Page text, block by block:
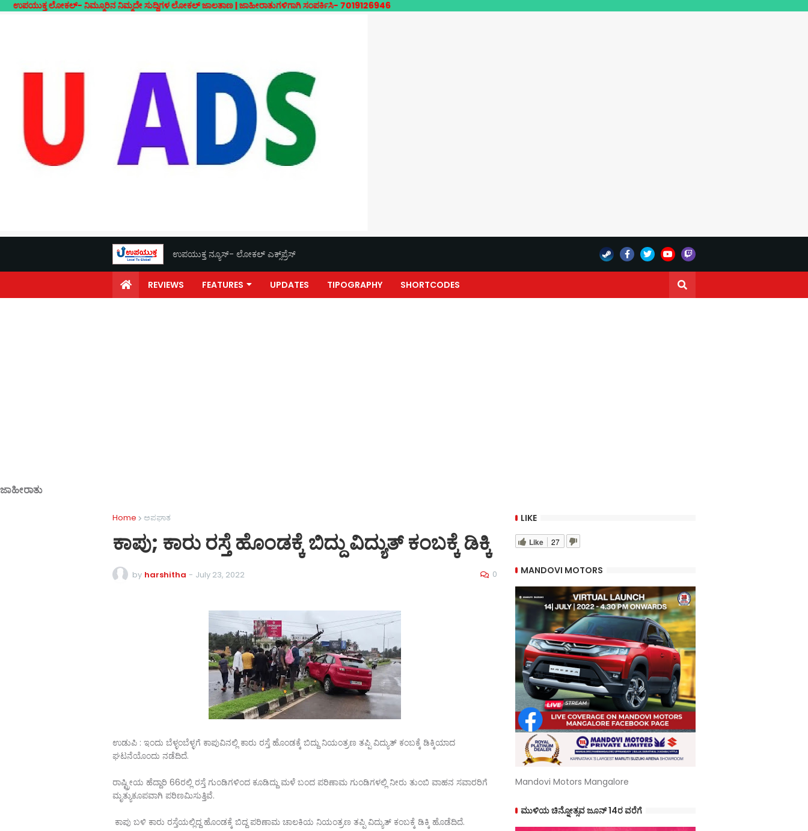
ನಿಮ್ಮೂರಿನ ನಿಮ್ಮದೇ ಸುದ್ದಿಗಳ ಲೋಕಲ್ ಜಾಲತಾಣ | ಜಾಹೀರಾತುಗಳಿಗಾಗಿ ಸಂಪರ್ಕಿಸಿ- 7019126946
ಉಪಯುಕ್ತ ನ್ಯೂಸ್- ಲೋಕಲ್ ಎಕ್ಸ್‌ಪ್ರೆಸ್‌
REVIEWS FEATURES UPDATES TIPOGRAPHY SHORTCODES
ಜಾಹೀರಾತು
Home ಅಪಘಾತ
ಕಾಪು; ಕಾರು ರಸ್ತೆ ಹೊಂಡಕ್ಕೆ ಬಿದ್ದು ವಿದ್ಯುತ್ ಕಂಬಕ್ಕೆ ಡಿಕ್ಕಿ
by harshitha - July 23, 2022 0
ಉಡುಪಿ : ಇಂದು ಬೆಳ್ಳಂಬೆಳ್ಳಗೆ ಕಾಪುವಿನಲ್ಲಿ ಕಾರು ರಸ್ತೆ ಹೊಂಡಕ್ಕೆ ಬಿದ್ದು ನಿಯಂತ್ರಣ ತಪ್ಪಿ ವಿದ್ಯುತ್ ಕಂಬಕ್ಕೆ ಡಿಕ್ಕಿಯಾದ
ಘಟನೆಯೊಂದು ನಡೆದಿದೆ.
ರಾಷ್ಟ್ರೀಯ ಹೆದ್ದಾರಿ 66ರಲ್ಲಿ ರಸ್ತೆ ಗುಂಡಿಗಳಿಂದ ಕೂಡಿದ್ದು ಮಳೆ ಬಂದ ಪರಿಣಾಮ ಗುಂಡಿಗಳಲ್ಲಿ ನೀರು ತುಂಬಿ ವಾಹನ ಸವಾರರಿಗೆ
ಮೃತ್ಯುಕೂಪವಾಗಿ ಪರಿಣಮಿಸುತ್ತಿವೆ.
ಕಾಪು ಬಳಿ ಕಾರು ರಸ್ತೆಯಲ್ಲಿದ್ದ ಹೊಂಡಕ್ಕೆ ಬಿದ್ದ ಪರಿಣಾಮ ಚಾಲಕಿಯ ನಿಯಂತ್ರಣ ತಪ್ಪಿ ವಿದ್ಯುತ್ ಕಂಬಕ್ಕೆ ಡಿಕ್ಕಿ ಹೊಡೆದಿದೆ.
LIKE
Like 27
MANDOVI MOTORS
Mandovi Motors Mangalore
ಮುಳಿಯ ಚಿನ್ನೋತ್ಸವ ಜೂನ್ 14ರ ವರೆಗೆ